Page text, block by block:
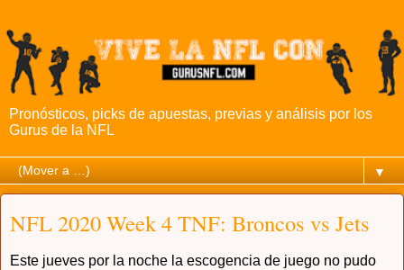
Pronósticos, picks de apuestas, previas y análisis por los
Gurus de la NFL
▼
NFL 2020 Week 4 TNF: Broncos vs Jets
Este jueves por la noche la escogencia de juego no pudo